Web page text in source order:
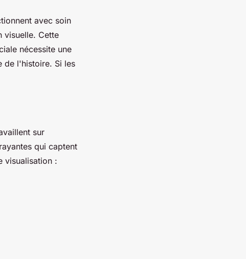
avec soin
visuelle. Cette
nécessite une
de l'histoire. Si les
sur
qui captent
visualisation :